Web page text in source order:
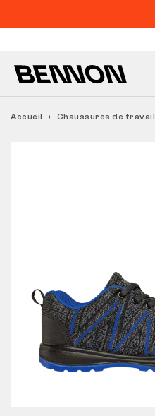
Accueil Chaussures de travail